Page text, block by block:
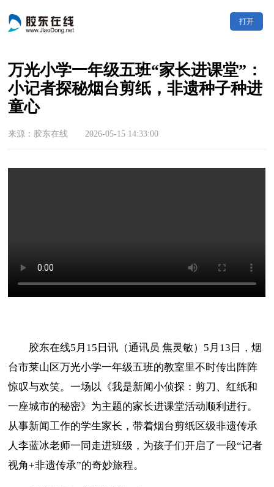
打开
万光小学一年级五班“家长进课堂”：
小记者探秘烟台剪纸，非遗种子种进
童心
来源：胶东在线 2026-05-15 14:33:00
胶东在线5月15日讯（通讯员 焦灵敏）5月13日，烟
台市莱山区万光小学一年级五班的教室里不时传出阵阵
惊叹与欢笑。一场以《我是新闻小侦探：剪刀、红纸和
一座城市的秘密》为主题的家长进课堂活动顺利进行。
从事新闻工作的学生家长，带着烟台剪纸区级非遗传承
人李蓝冰老师一同走进班级，为孩子们开启了一段“记者
视角+非遗传承”的奇妙旅程。